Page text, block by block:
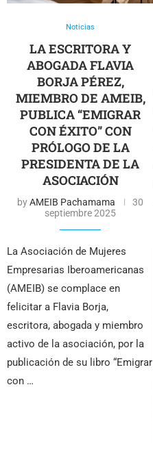
Noticias
LA ESCRITORA Y
ABOGADA FLAVIA
BORJA PÉREZ,
MIEMBRO DE AMEIB,
PUBLICA “EMIGRAR
CON ÉXITO” CON
PRÓLOGO DE LA
PRESIDENTA DE LA
ASOCIACIÓN
byAMEIB Pachamama
30
septiembre 2025
La Asociación de Mujeres
Empresarias Iberoamericanas
(AMEIB) se complace en
felicitar a Flavia Borja,
escritora, abogada y miembro
activo de la asociación, por la
publicación de su libro “Emigrar
con …